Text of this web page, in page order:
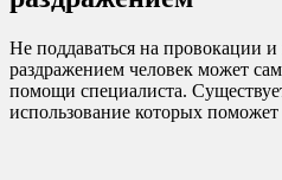
Не поддаваться на провокации и
раздражением человек может
помощи специалиста.
использование которых поможет